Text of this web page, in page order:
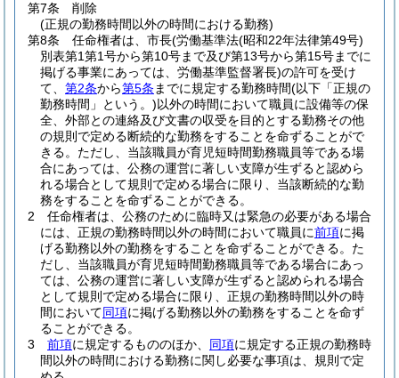
第7条
削除
(正規の勤務時間以外の時間における勤務)
第8条
任命権者は、市長(労働基準法(昭和22年法律第49号)
別表第1第1号から第10号まで及び第13号から第15号までに
掲げる事業にあっては、労働基準監督署長)の許可を受け
て、 第2条から第5条 までに規定する勤務時間(以下「正規の
勤務時間」という。)以外の時間において職員に設備等の保
全、外部との連絡及び文書の収受を目的とする勤務その他
の規則で定める断続的な勤務をすることを命ずることがで
きる。 ただし、当該職員が育児短時間勤務職員等である場
合にあっては、公務の運営に著しい支障が生ずると認めら
れる場合として規則で定める場合に限り、当該断続的な勤
務をすることを命ずることができる。
2
任命権者は、公務のために臨時又は緊急の必要がある場合
には、正規の勤務時間以外の時間において職員に前項に掲
げる勤務以外の勤務をすることを命ずることができる。 た
だし、当該職員が育児短時間勤務職員等である場合にあっ
ては、公務の運営に著しい支障が生ずると認められる場合
として規則で定める場合に限り、正規の勤務時間以外の時
間において同項に掲げる勤務以外の勤務をすることを命ず
ることができる。
3
前項に規定するもののほか、 同項に規定する正規の勤務時
間以外の時間における勤務に関し必要な事項は、規則で定